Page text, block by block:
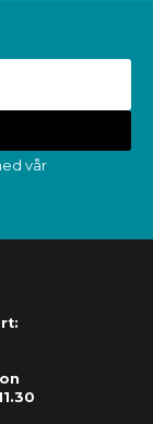
vår